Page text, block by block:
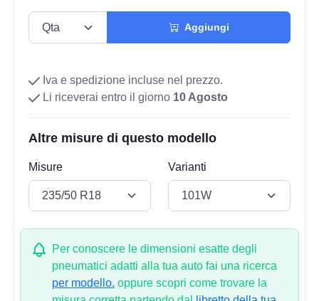
Aggiungi
Iva e spedizione incluse nel prezzo.
Li riceverai entro il giorno 10 Agosto
Altre misure di questo modello
Misure Varianti
Per conoscere le dimensioni esatte degli
pneumatici adatti alla tua auto fai una ricerca
per modello. oppure scopri come trovare la